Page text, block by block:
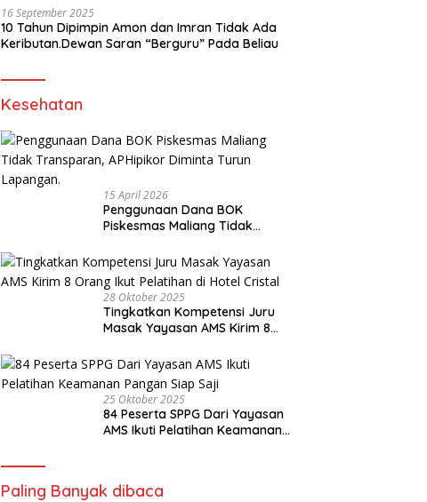
16 September 2025
10 Tahun Dipimpin Amon dan Imran Tidak Ada
Keributan.Dewan Saran “Berguru” Pada Beliau
Kesehatan
15 April 2026
Penggunaan Dana BOK
Piskesmas Maliang Tidak
Turun Lapangan.
28 Oktober 2025
Tingkatkan Kompetensi Juru
Masak Yayasan AMS Kirim 8
Cristal
25 Oktober 2025
84 Peserta SPPG Dari Yayasan
AMS Ikuti Pelatihan Keamanan
Paling Banyak dibaca